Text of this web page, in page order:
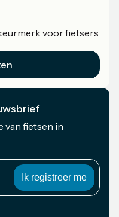
voor fietsers
van fietsen in